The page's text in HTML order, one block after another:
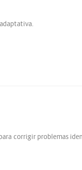
corrigir problemas